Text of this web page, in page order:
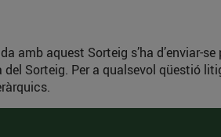
aquest Sorteig s’ha d’enviar-se
Sorteig. Per a qualsevol qüestió